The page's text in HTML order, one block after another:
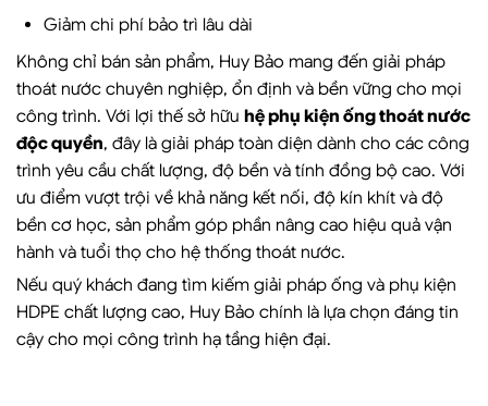
Giảm chi phí bảo trì lâu dài
Không chỉ bán sản phẩm, Huy Bảo mang đến giải pháp
thoát nước chuyên nghiệp, ổn định và bền vững cho mọi
công trình. Với lợi thế sở hữu hệ phụ kiện ống thoát nước
độc quyền, đây là giải pháp toàn diện dành cho các công
trình yêu cầu chất lượng, độ bền và tính đồng bộ cao. Với
ưu điểm vượt trội về khả năng kết nối, độ kín khít và độ
bền cơ học, sản phẩm góp phần nâng cao hiệu quả vận
hành và tuổi thọ cho hệ thống thoát nước.
Nếu quý khách đang tìm kiếm giải pháp ống và phụ kiện
HDPE chất lượng cao, Huy Bảo chính là lựa chọn đáng tin
cậy cho mọi công trình hạ tầng hiện đại.